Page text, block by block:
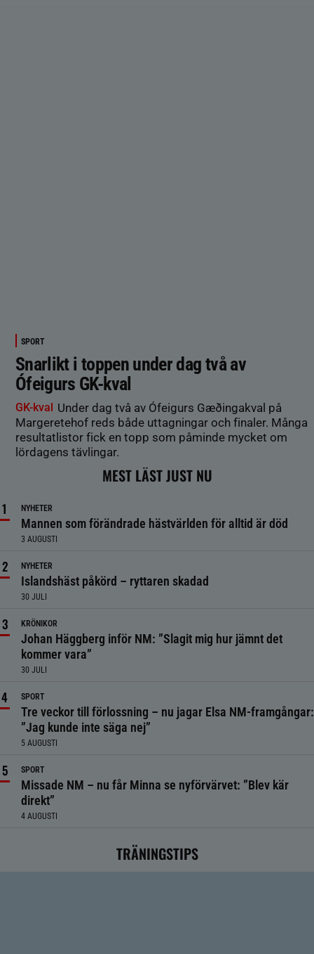
SPORT
Snarlikt i toppen under dag två av
Ófeigurs GK-kval
GK-kval Under dag två av Ófeigurs Gæðingakval på
Margeretehof reds både uttagningar och finaler. Många
resultatlistor fick en topp som påminde mycket om
lördagens tävlingar.
MEST LÄST JUST NU
NYHETER
Mannen som förändrade hästvärlden för alltid är död
3 AUGUSTI
NYHETER
Islandshäst påkörd – ryttaren skadad
30 JULI
KRÖNIKOR
Johan Häggberg inför NM: ”Slagit mig hur jämnt det
kommer vara”
30 JULI
SPORT
Tre veckor till förlossning – nu jagar Elsa NM-framgångar:
”Jag kunde inte säga nej”
5 AUGUSTI
SPORT
Missade NM – nu får Minna se nyförvärvet: ”Blev kär
direkt”
4 AUGUSTI
TRÄNINGSTIPS